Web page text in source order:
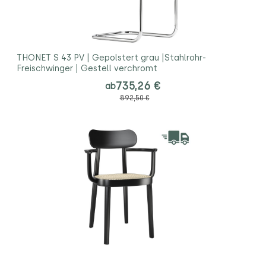
THONET S 43 PV | Gepolstert grau |Stahlrohr-
Freischwinger | Gestell verchromt
ab735,26 €
892,50 €